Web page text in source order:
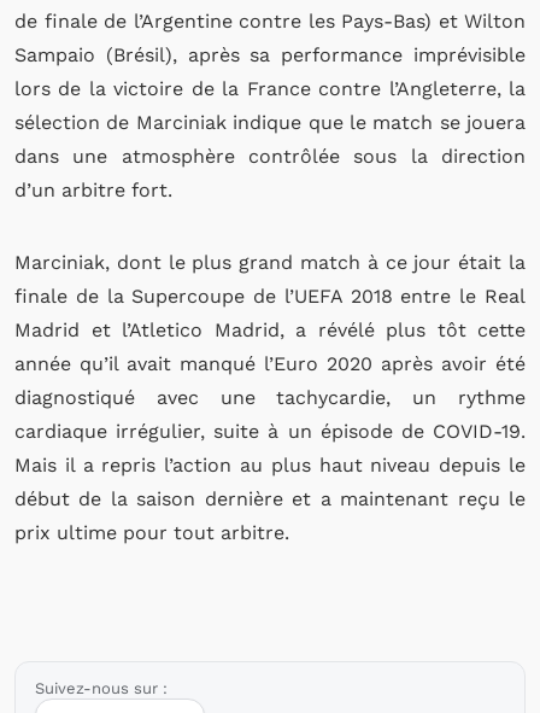
de finale de l’Argentine contre les Pays-Bas) et Wilton
Sampaio (Brésil), après sa performance imprévisible
lors de la victoire de la France contre l’Angleterre, la
sélection de Marciniak indique que le match se jouera
dans une atmosphère contrôlée sous la direction
d’un arbitre fort.
Marciniak, dont le plus grand match à ce jour était la
finale de la Supercoupe de l’UEFA 2018 entre le Real
Madrid et l’Atletico Madrid, a révélé plus tôt cette
année qu’il avait manqué l’Euro 2020 après avoir été
diagnostiqué avec une tachycardie, un rythme
cardiaque irrégulier, suite à un épisode de COVID-19.
Mais il a repris l’action au plus haut niveau depuis le
début de la saison dernière et a maintenant reçu le
prix ultime pour tout arbitre.
Suivez-nous sur :